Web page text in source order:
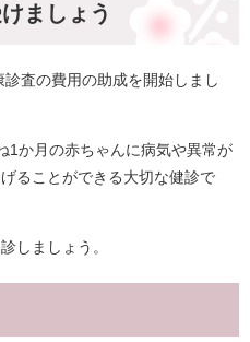
ましょう
査の費用の助成を開始しまし
1か月の赤ちゃんに病気や異常が
ることができる大切な健診で
しましょう。